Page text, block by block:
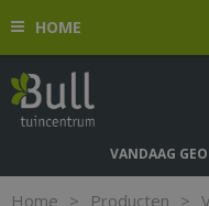
n
o
HOME
Home > Producten >
VANDAAG